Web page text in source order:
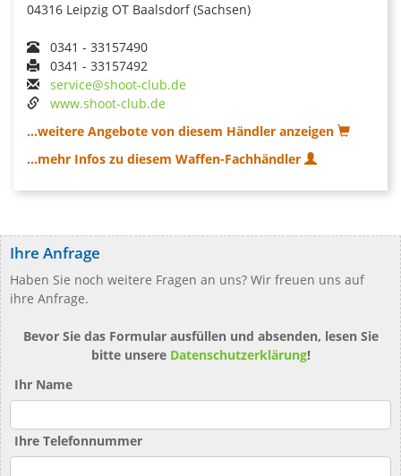
04316 Leipzig OT Baalsdorf (Sachsen)
0341 - 33157490
0341 - 33157492
service@shoot-club.de
www.shoot-club.de
...weitere Angebote von diesem Händler anzeigen
...mehr Infos zu diesem Waffen-Fachhändler
Ihre Anfrage
Haben Sie noch weitere Fragen an uns? Wir freuen uns auf
ihre Anfrage.
Bevor Sie das Formular ausfüllen und absenden, lesen Sie
bitte unsere Datenschutzerklärung!
Ihr Name
Ihre Telefonnummer